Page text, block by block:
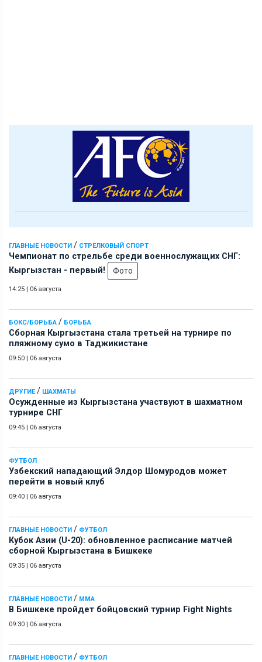
ГЛАВНЫЕ НОВОСТИ / СТРЕЛКОВЫЙ СПОРТ
Чемпионат по стрельбе среди военнослужащих СНГ:
Кыргызстан - первый!
Фото
14:25 | 06 августа
БОКС/БОРЬБА / БОРЬБА
Сборная Кыргызстана стала третьей на турнире по
пляжному сумо в Таджикистане
09:50 | 06 августа
ДРУГИЕ/ ШАХМАТЫ
Осужденные из Кыргызстана участвуют в шахматном
турнире СНГ
09:45 | 06 августа
ФУТБОЛ
Узбекский нападающий Элдор Шомуродов может
перейти в новый клуб
09:40 | 06 августа
ГЛАВНЫЕ НОВОСТИ / ФУТБОЛ
Кубок Азии (U-20): обновленное расписание матчей
сборной Кыргызстана в Бишкеке
09:35 | 06 августа
ГЛАВНЫЕ НОВОСТИ / ММА
В Бишкеке пройдет бойцовский турнир Fight Nights
09:30 | 06 августа
ГЛАВНЫЕ НОВОСТИ / ФУТБОЛ